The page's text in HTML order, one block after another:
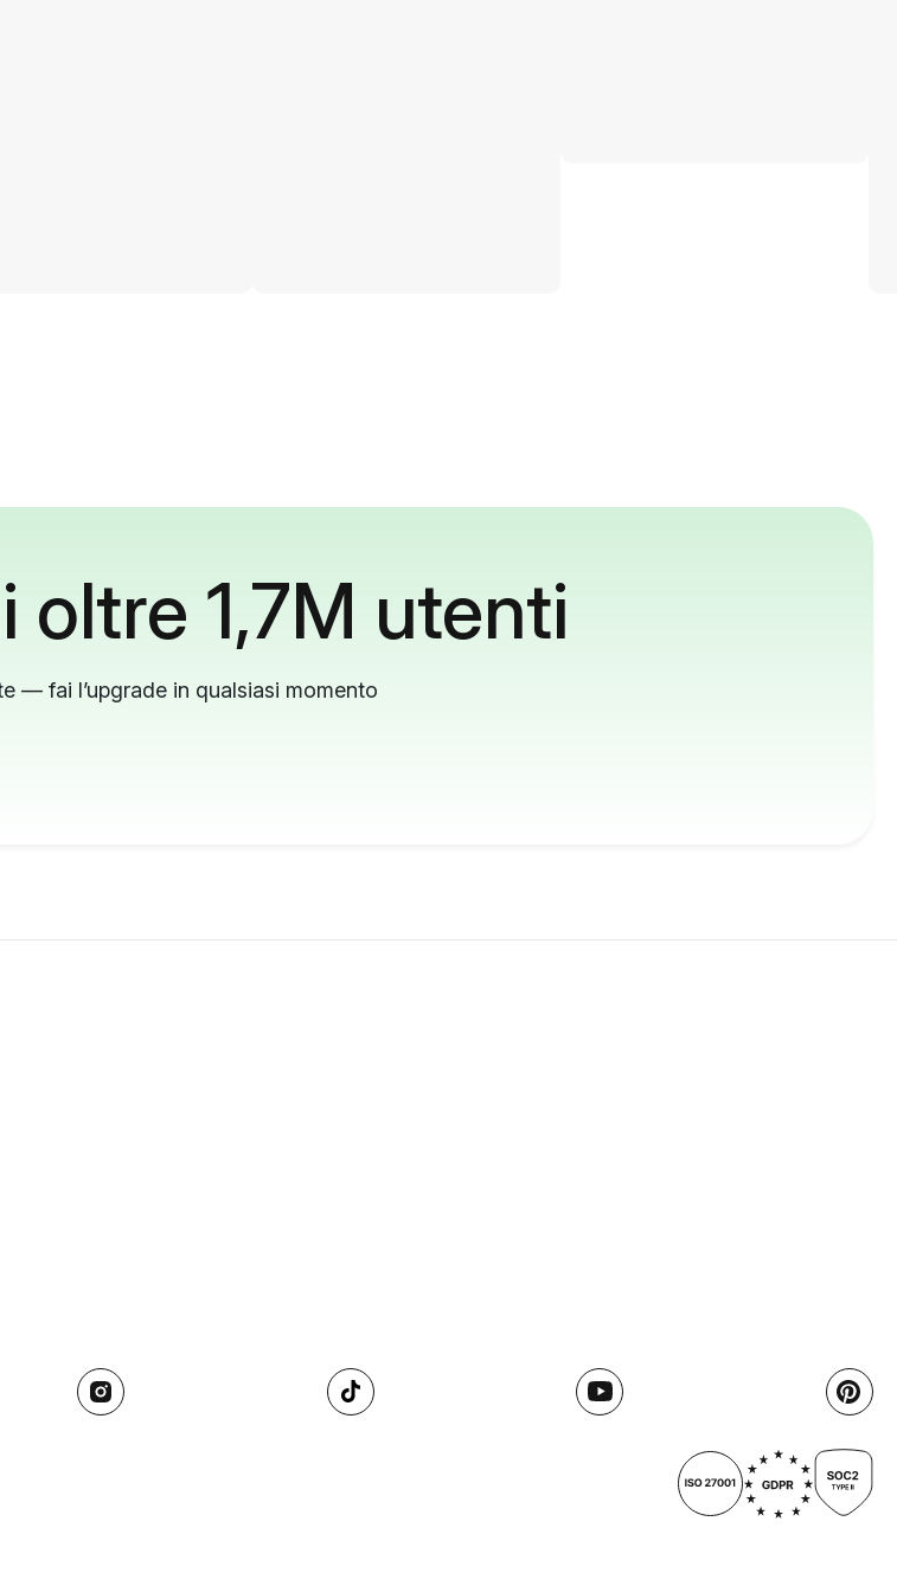
oltre 1,7M utenti
— fai l’upgrade in qualsiasi momento